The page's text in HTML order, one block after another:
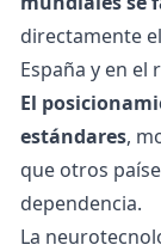
directamente
España y en el
El
estándares,
que otros
dependencia.
La